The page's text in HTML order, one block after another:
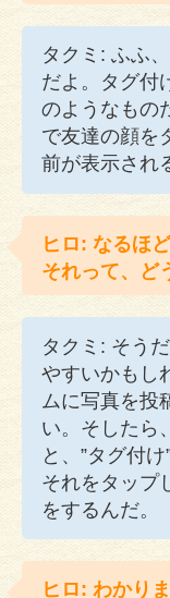
タクミ: ふふ
だよ。タグ付
のようなもの
で友達の顔を
前が表示され
ヒロ: なるほ
それって、ど
タクミ: そう
やすいかもし
ムに写真を投
い。そしたら
と、”タグ付
それをタップ
をするんだ。
ヒロ: わかり